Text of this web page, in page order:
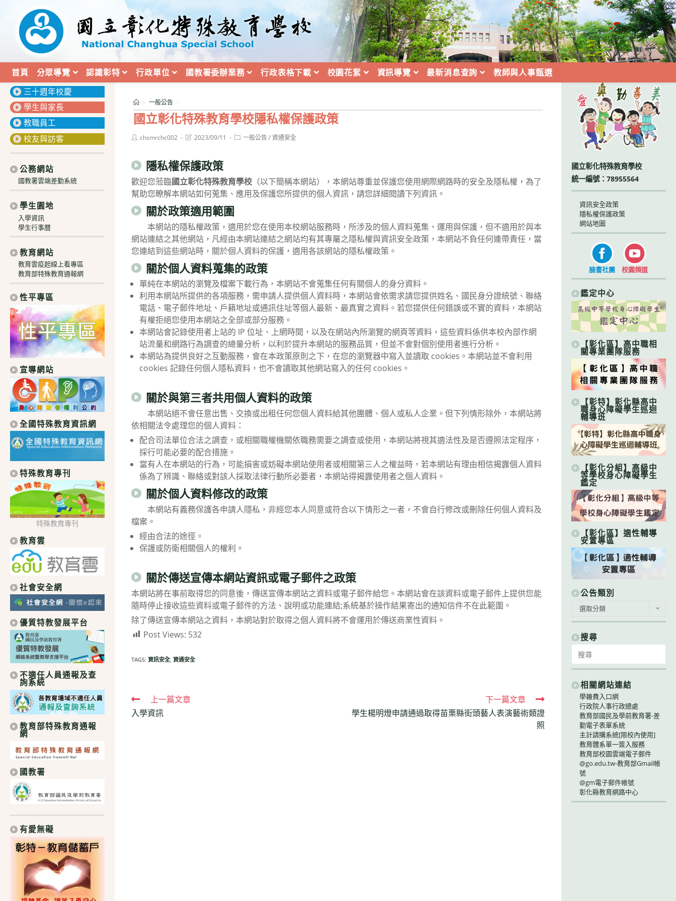
內
首頁 分眾導覽 認識彰特 行政單位 國教署委辦業務 行政表格下載 校園花絮 資訊導覽 最新消息查詢 教師與人事甄選
國立彰化特殊教育學校隱私權保護政策
> 一般公告 >
Postchsmrchc002
Post2023/09/11
Post一般公告 / 資通安全
隱私權保護政策
歡迎您蒞臨國立彰化特殊教育學校 （以下簡稱本網站），本網站尊重並保護您使用網際網路時的安全及隱私權，為了
幫助您瞭解本網站如何蒐集、應用及保護您所提供的個人資訊，請您詳細閱讀下列資訊。
關於政策適用範圍
本網站的隱私權政策，適用於您在使用本校網站服務時，所涉及的個人資料蒐集、運用與保護，但不適用於與本
網站連結之其他網站，凡經由本網站連結之網站均有其專屬之隱私權與資訊安全政策，本網站不負任何連帶責任，當
您連結到這些網站時，關於個人資料的保護，適用各該網站的隱私權政策。
關於個人資料蒐集的政策
單純在本網站的瀏覽及檔案下載行為，本網站不會蒐集任何有關個人的身分資料。
利用本網站所提供的各項服務，需申請人提供個人資料時，本網站會依需求請您提供姓名、國民身分證統號、聯絡
電話、電子郵件地址、戶籍地址或通訊住址等個人最新、最真實之資料。若您提供任何錯誤或不實的資料，本網站
有權拒絕您使用本網站之全部或部分服務。
本網站會記錄使用者上站的 IP 位址、上網時間，以及在網站內所瀏覽的網頁等資料，這些資料係供本校內部作網
站流量和網路行為調查的總量分析，以利於提升本網站的服務品質，但並不會對個別使用者進行分析。
本網站為提供良好之互動服務，會在本政策原則之下，在您的瀏覽器中寫入並讀取 cookies。本網站並不會利用
cookies 記錄任何個人隱私資料，也不會讀取其他網站寫入的任何 cookies。
關於與第三者共用個人資料的政策
本網站絕不會任意出售、交換或出租任何您個人資料給其他團體、個人或私人企業。但下列情形除外，本網站將
依相關法令處理您的個人資料：
配合司法單位合法之調查，或相關職權機關依職務需要之調查或使用，本網站將視其適法性及是否遵照法定程序，
採行可能必要的配合措施。
當有人在本網站的行為，可能損害或妨礙本網站使用者或相關第三人之權益時，若本網站有理由相信揭露個人資料
係為了辨識、聯絡或對該人採取法律行動所必要者，本網站得揭露使用者之個人資料。
關於個人資料修改的政策
本網站有義務保護各申請人隱私，非經您本人同意或符合以下情形之一者，不會自行修改或刪除任何個人資料及
檔案。
經由合法的途徑。
保護或防衛相關個人的權利。
關於傳送宣傳本網站資訊或電子郵件之政策
本網站將在事前取得您的同意後，傳送宣傳本網站之資料或電子郵件給您。本網站會在該資料或電子郵件上提供您能
隨時停止接收這些資料或電子郵件的方法、說明或功能連結;系統基於操作結果寄出的通知信件不在此範圍。
除了傳送宣傳本網站之資料，本網站對於取得之個人資料將不會運用於傳送商業性資料。
Post Views: 532
TAGS:資訊安全 資通安全
Read
more
上一篇文章
入學資訊
下一篇文章
學生楊明燈申請通過取得苗栗縣街頭藝人表演藝術類證
照
:::
三十週年校慶
學生與家長
教職員工
校友與訪客
公務網站
國教署雲端差勤系統
學生園地
入學資訊
學生行事曆
教育網站
教育雲疫起線上看專區
教育部特殊教育通報網
性平專區
宣導網站
全國特殊教育資訊網
特殊教育專刊
特殊教育專刊
教育雲
社會安全網
優質特教發展平台
不適任人員通報及查
詢系統
教育部特殊教育通報
網
國教署
有愛無礙
國立彰化特殊教育學校
統一編號：78955564
資訊安全政策
隱私權保護政策
網站地圖
臉書社團 校園頻道
鑑定中心
【彰化區】高中職相
關專業團隊服務
【彰特】彰化縣高中
職身心障礙學生巡迴
輔導班
【彰化分組】高級中
等學校身心障礙學生
鑑定
【彰化區】適性輔導
安置專區
公告類別
類
別
選取分類
搜尋
for:
相關網站連結
學雜費入口網
行政院人事行政總處
教育部國民及學前教育署-差
勤電子表單系統
主計請購系統[限校內使用]
教育體系單一簽入服務
教育部校園雲端電子郵件
@go.edu.tw-教育部Gmail帳
號
@gm電子郵件帳號
彰化縣教育網路中心